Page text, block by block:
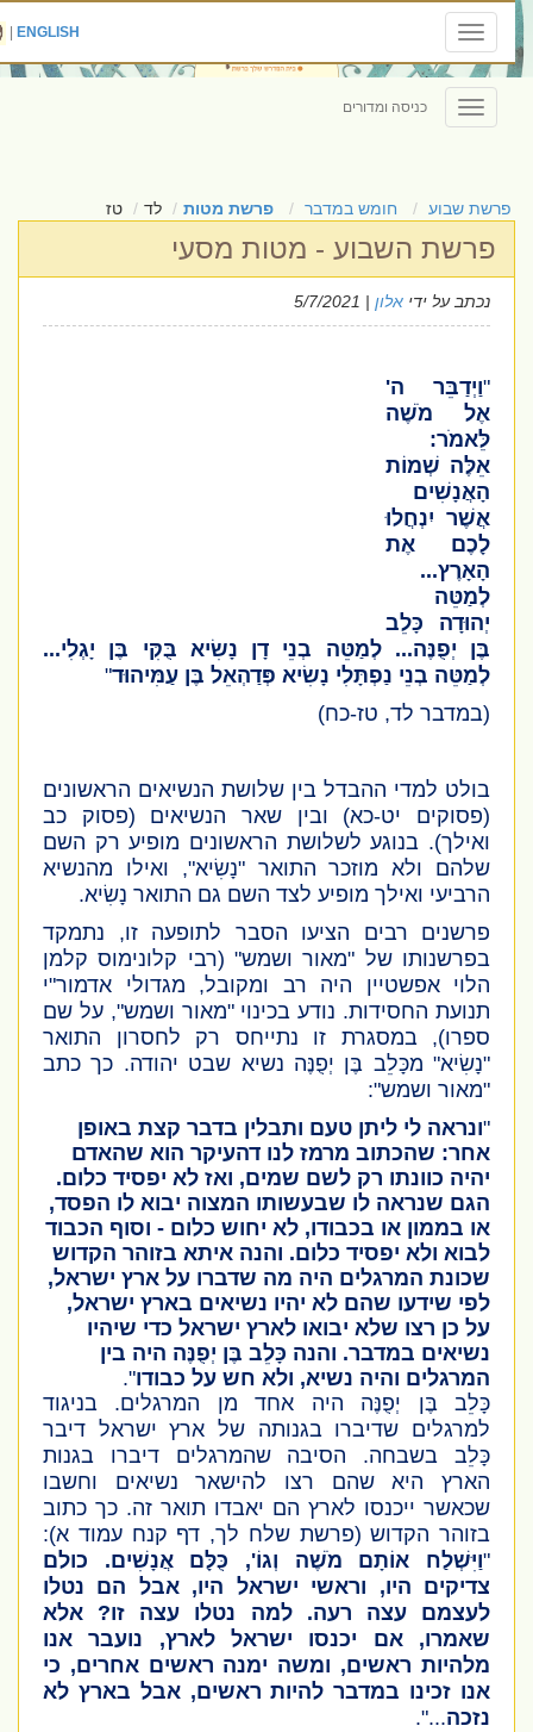
Toggle
navigation
ENGLISH
|
Toggle
navigation
כניסה ומדורים
פרשת שבוע חומש במדבר פרשת מטות לד טז
פרשת השבוע - מטות מסעי
נכתב על ידיאלון| 5/7/2021
וַיְדַבֵּר ה'
אֶל מֹשֶׁה
לֵּאמֹר:
אֵלֶּה שְׁמוֹת
הָאֲנָשִׁים
אֲשֶׁר יִנְחֲלוּ
לָכֶם אֶת
הָאָרֶץ...
לְמַטֵּה
יְהוּדָה כָּלֵב
בֶּן יְפֻנֶּה... לְמַטֵּה בְנֵי דָן נָשִׂיא בֻּקִּי בֶּן יָגְלִי...
לְמַטֵּה בְנֵי נַפְתָּלִי נָשִׂיא פְּדַהְאֵל בֶּן עַמִּיהוּד"
(במדבר לד, טז-כח)
בולט למדי ההבדל בין שלושת הנשיאים הראשונים
(פסוקים יט-כא) ובין שאר הנשיאים (פסוק כב
ואילך). בנוגע לשלושת הראשונים מופיע רק השם
שלהם ולא מוזכר התואר " נָשִׂיא", ואילו מהנשיא
הרביעי ואילך מופיע לצד השם גם התוארנָשִׂיא.
פרשנים רבים הציעו הסבר לתופעה זו, נתמקד
בפרשנותו של "מאור ושמש"(רבי קלונימוס קלמן
הלוי אפשטיין היה רב ומקובל, מגדולי אדמור"י
תנועת החסידות. נודע בכינוי "מאור ושמש", על שם
ספרו), במסגרת זו נתייחס רק לחסרון התואר
נָשִׂיא" מ כָּלֵב בֶּן יְפֻנֶּהנשיא שבט יהודה. כך כתב
"מאור ושמש":
ונראה לי ליתן טעם ותבלין בדבר קצת באופן
אחר: שהכתוב מרמז לנו דהעיקר הוא שהאדם
יהיה כוונתו רק לשם שמים, ואז לא יפסיד כלום.
הגם שנראה לו שבעשותו המצוה יבוא לו הפסד,
או בממון או בכבודו, לא יחוש כלום - וסוף הכבוד
לבוא ולא יפסיד כלום. והנה איתא בזוהר הקדוש
שכונת המרגלים היה מה שדברו על ארץ ישראל,
לפי שידעו שהם לא יהיו נשיאים בארץ ישראל,
על כן רצו שלא יבואו לארץ ישראל כדי שיהיו
נשיאים במדבר. והנהכָּלֵב בֶּן יְפֻנֶּההיה בין
המרגלים והיה נשיא, ולא חש על כבודו".
כָּלֵב בֶּן יְפֻנֶּההיה אחד מן המרגלים. בניגוד
למרגלים שדיברו בגנותה של ארץ ישראל דיבר
כָּלֵבבשבחה. הסיבה שהמרגלים דיברו בגנות
הארץ היא שהם רצו להישאר נשיאים וחשבו
שכאשר ייכנסו לארץ הם יאבדו תואר זה. כך כתוב
בזוהר הקדוש(פרשת שלח לך, דף קנח עמוד א):
וַיִּשְׁלַח אוֹתָם מֹשֶׁה וְגוֹ', כֻּלָּם אֲנָשִׁים. כולם
צדיקים היו, וראשי ישראל היו, אבל הם נטלו
לעצמם עצה רעה. למה נטלו עצה זו? אלא
שאמרו, אם יכנסו ישראל לארץ, נועבר אנו
מלהיות ראשים, ומשה ימנה ראשים אחרים, כי
אנו זכינו במדבר להיות ראשים, אבל בארץ לא
נזכה...".